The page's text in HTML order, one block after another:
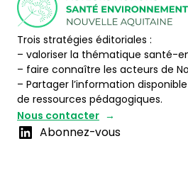
Trois stratégies éditoriales :
– valoriser la thématique santé-
– faire connaître les acteurs de
– Partager l’information
de ressources pédagogiques.
Nous contacter
Abonnez-vous